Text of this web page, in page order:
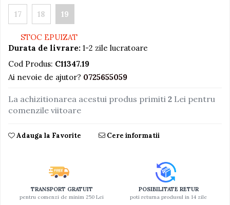
Jucarii educative din lemn
Muzica si instrumente
Pistoale
Plastilina
Proiectoare
Saltelute si centre de activitati
Seturi de doctor
Trenuri cu sine
17
18 19
STOC EPUIZAT
Durata de livrare: 1-2 zile lucratoare
Cod Produs: C11347.19
Ai nevoie de ajutor? 0725655059
La achizitionarea acestui produs primiti 2 Lei pentru
comenzile viitoare
Adauga la Favorite Cere informatii
TRANSPORT GRATUIT
pentru comenzi de minim 250 Lei
POSIBILITATE RETUR
poti returna produsul in 14 zile